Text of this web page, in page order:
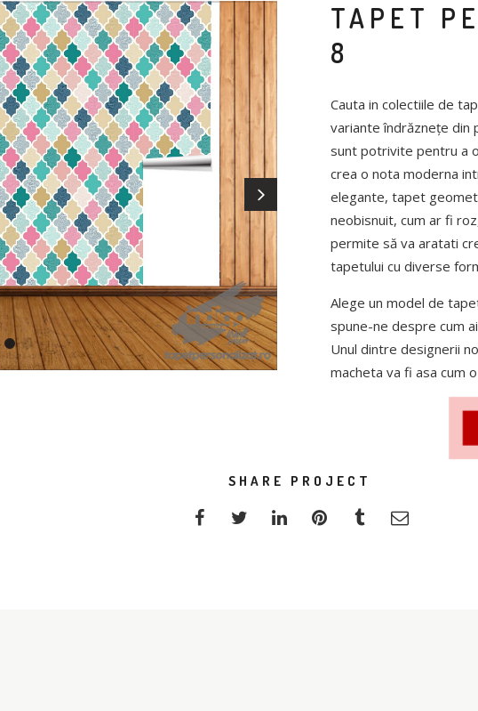
TAPET
8
Cauta in colectiile de
variante îndrăznețe din
sunt potrivite pentru a
crea o nota moderna
elegante, tapet
neobisnuit, cum ar fi
permite să va aratati
tapetului cu diverse
Alege un model de
spune-ne despre cum
Unul dintre designerii
macheta va fi asa cum
SHARE PROJECT